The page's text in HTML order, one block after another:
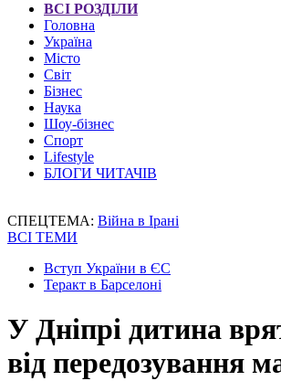
ВСІ РОЗДІЛИ
Головна
Україна
Місто
Світ
Бізнес
Наука
Шоу-бізнес
Спорт
Lifestyle
БЛОГИ ЧИТАЧІВ
СПЕЦТЕМА: Війна в Ірані
ВСІ ТЕМИ
Вступ України в ЄС
Теракт в Барселоні
У Дніпрі дитина
від передозування